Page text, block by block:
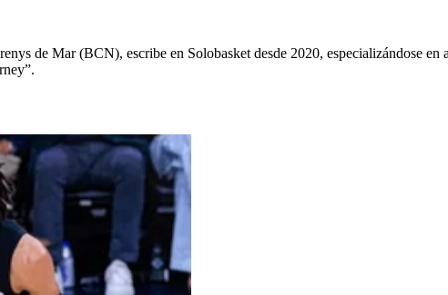
de Mar (BCN), escribe en Solobasket desde 2020, especializándose